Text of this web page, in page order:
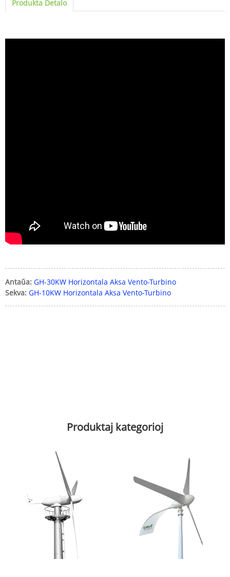
Produkta Detalo
Antaŭa: GH-30KW Horizontala Aksa Vento-Turbino
Sekva: GH-10KW Horizontala Aksa Vento-Turbino
Produktaj kategorioj